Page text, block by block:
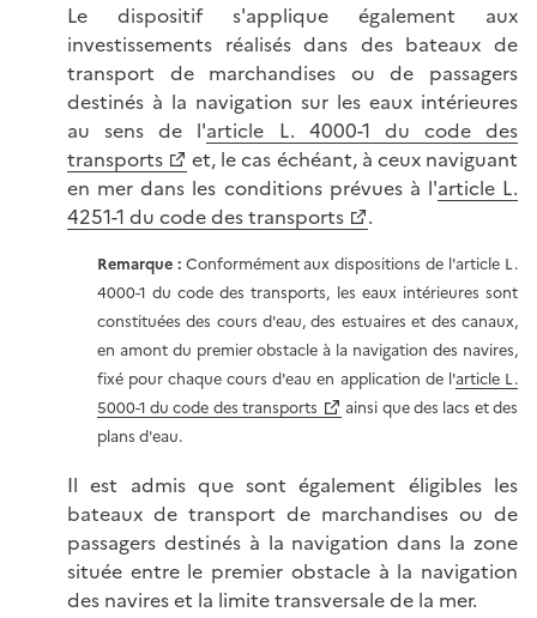
Le dispositif s'applique également aux
investissements réalisés dans des bateaux de
transport de marchandises ou de passagers
destinés à la navigation sur les eaux intérieures
au sens de l'article L. 4000-1 du code des
transports
et, le cas échéant, à ceux naviguant
en mer dans les conditions prévues à l'article L.
4251-1 du code des transports
.
Remarque :Conformément aux dispositions de l'article L.
4000-1 du code des transports, les eaux intérieures sont
constituées des cours d'eau, des estuaires et des canaux,
en amont du premier obstacle à la navigation des navires,
fixé pour chaque cours d'eau en application de l'article L.
5000-1 du code des transports
ainsi que des lacs et des
plans d'eau.
Il est admis que sont également éligibles les
bateaux de transport de marchandises ou de
passagers destinés à la navigation dans la zone
située entre le premier obstacle à la navigation
des navires et la limite transversale de la mer.